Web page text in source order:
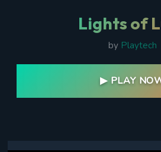
Lights of
by Playtech
▶ PLAY